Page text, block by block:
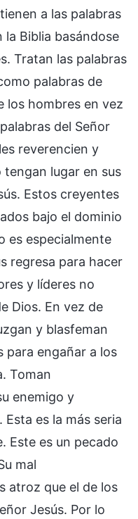
a las palabras
Biblia basándose
Tratan las palabras
palabras de
los hombres en vez
del Señor
reverencien y
tengan lugar en sus
Estos creyentes
bajo el dominio
es especialmente
regresa para hacer
y líderes no
Dios. En vez de
y blasfeman
para engañar a los
Toman
enemigo y
es la más seria
Este es un pecado
mal
atroz que el de los
Jesús. Por lo